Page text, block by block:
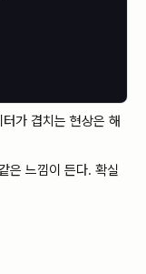
가 겹치는 현상은 해
은 느낌이 든다. 확실